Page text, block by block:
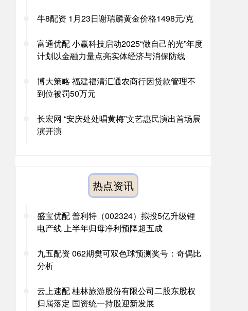
牛8配资 1月23日谢瑞麟黄金价格1498元/克
富通优配 小赢科技启动2025“做自己的光”年度
计划以金融力量点亮实体经济与消保防线
博大策略 福建福清汇通农商行因贷款管理不
到位被罚50万元
长宏网 “安庆处处唱黄梅”文艺惠民演出首场展
演开演
热点资讯
盛宝优配 普利特（002324）拟投5亿升级锂
电产线 上半年归母净利预降超五成
九五配资 062期樊可双色球预测奖号：奇偶比
分析
云上速配 桂林旅游股份有限公司二股东股权
归属落定 国资统一持股迎新发展